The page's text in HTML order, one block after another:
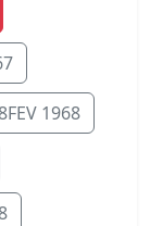
1968